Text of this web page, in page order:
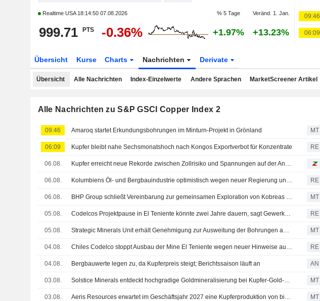
Realtime USA 18:14:50 07.08.2026 % 5 Tage Veränd. 1. Jan.
999.71 PTS -0.36% +1.97% +13.23%
09:46
06:09
Übersicht Kurse Charts Nachrichten Derivate
Übersicht Alle Nachrichten Index-Einzelwerte Andere Sprachen MarketScreener Artikel
Alle Nachrichten zu S&P GSCI Copper Index 2
09:46 Amaroq startet Erkundungsbohrungen im Minturn-Projekt in Grönland MT
06:09 Kupfer bleibt nahe Sechsmonatshoch nach Kongos Exportverbot für Konzentrate RE
06.08. Kupfer erreicht neue Rekorde zwischen Zollrisiko und Spannungen auf der Angebotsseite
06.08. Kolumbiens Öl- und Bergbauindustrie optimistisch wegen neuer Regierung und fordert rasche Änderungen RE
06.08. BHP Group schließt Vereinbarung zur gemeinsamen Exploration von Kobreas Kupferprojekten in Argentinien MT
05.08. Codelcos Projektpause in El Teniente könnte zwei Jahre dauern, sagt Gewerkschaft RE
05.08. Strategic Minerals Unit erhält Genehmigung zur Ausweitung der Bohrungen am Redmoor-Wolfram-Zinn-Kupfer-Projekt in Großbritannien MT
04.08. Chiles Codelco stoppt Ausbau der Mine El Teniente wegen neuer Hinweise auf seismisches Risiko RE
04.08. Bergbauwerte legen zu, da Kupferpreis steigt; Berichtssaison läuft an AN
03.08. Solstice Minerals entdeckt hochgradige Goldmineralisierung bei Kupfer-Gold-Projekt in Westaustralien MT
03.08. Aeris Resources erwartet im Geschäftsjahr 2027 eine Kupferproduktion von bis zu 27.000 Tonnen MT